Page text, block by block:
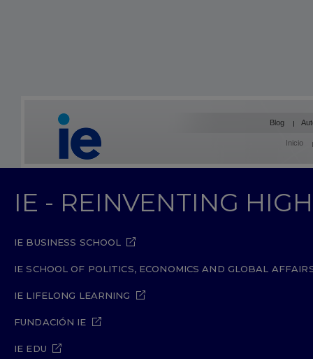
Blog
Inicio
IE - REINVENTING
IE BUSINESS SCHOOL
IE SCHOOL OF POLITICS, ECONOMICS AND GLOBAL
IE LIFELONG LEARNING
FUNDACIÓN IE
IE EDU